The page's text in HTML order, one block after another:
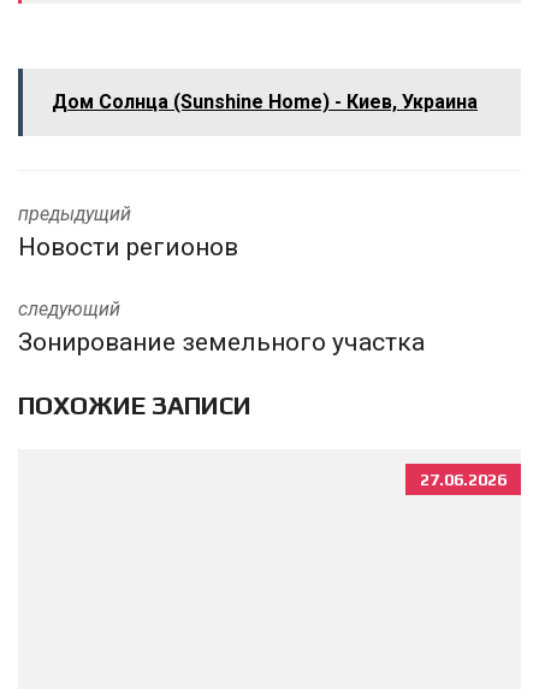
Дом Солнца (Sunshine Home) - Киев, Украина
предыдущий
Новости регионов
следующий
Зонирование земельного участка
ПОХОЖИЕ ЗАПИСИ
27.06.2026